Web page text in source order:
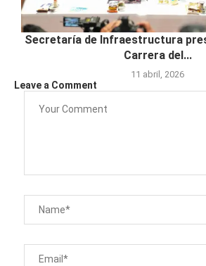
Secretaría de Infraestructura
Carrera del...
11 abril, 2026
Leave a Comment